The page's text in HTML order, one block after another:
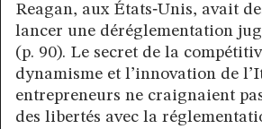
Reagan, aux États‑Unis, avait
lancer une déréglementation
(p. 90). Le secret de la
dynamisme et l’innovation de
entrepreneurs ne craignaient
des libertés avec la